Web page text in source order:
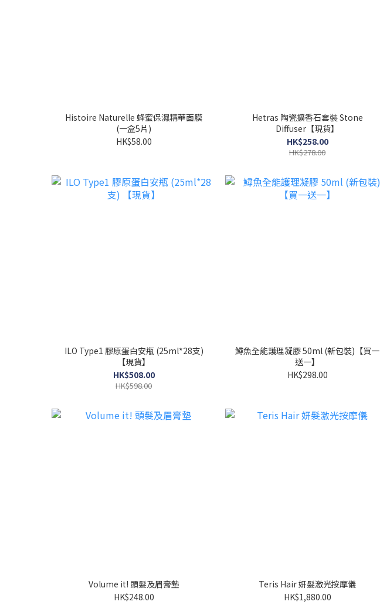
Histoire Naturelle 蜂蜜保濕精華面膜
(一盒5片)
HK$58.00
Hetras 陶瓷擴香石套裝 Stone
Diffuser【現貨】
HK$258.00
HK$278.00
ILO Type1 膠原蛋白安瓶 (25ml*28支)
【現貨】
HK$508.00
HK$598.00
鱘魚全能護理凝膠 50ml (新包裝)【買一
送一】
HK$298.00
Volume it! 頭髮及眉膏墊
HK$248.00
Teris Hair 妍髮激光按摩儀
HK$1,880.00